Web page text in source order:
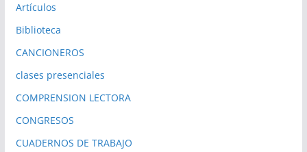
Artículos
Biblioteca
CANCIONEROS
clases presenciales
COMPRENSION LECTORA
CONGRESOS
CUADERNOS DE TRABAJO